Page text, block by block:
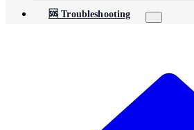
🆘 Troubleshooting